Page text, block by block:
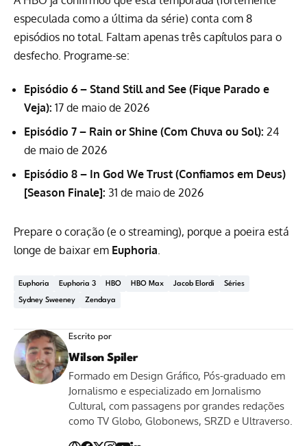
especulada como a última da série) conta com 8
episódios no total. Faltam apenas três capítulos para o
desfecho. Programe-se:
Episódio 6 – Stand Still and See (Fique Parado e
Veja): 17 de maio de 2026
Episódio 7 – Rain or Shine (Com Chuva ou Sol): 24
de maio de 2026
Episódio 8 – In God We Trust (Confiamos em Deus)
[Season Finale]: 31 de maio de 2026
Prepare o coração (e o streaming), porque a poeira está
longe de baixar em Euphoria.
Euphoria Euphoria 3 HBO HBO Max Jacob Elordi Séries
Sydney Sweeney Zendaya
Escrito por
Wilson Spiler
Formado em Design Gráfico, Pós-graduado em
Jornalismo e especializado em Jornalismo
Cultural, com passagens por grandes redações
como TV Globo, Globonews, SRZD e Ultraverso.